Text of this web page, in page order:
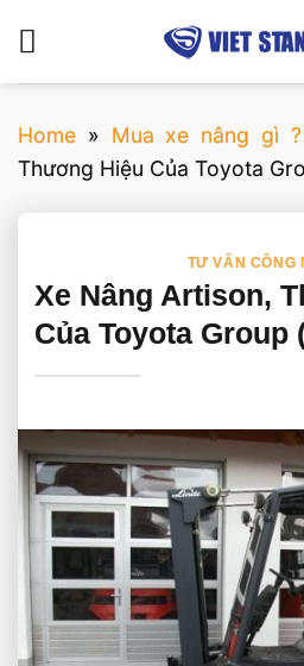
qua
nội
Home » Mua xe nâng gì ?
Thương Hiệu Của Toyota
TƯ VẤN CÔNG
Xe Nâng Artison,
Của Toyota Group